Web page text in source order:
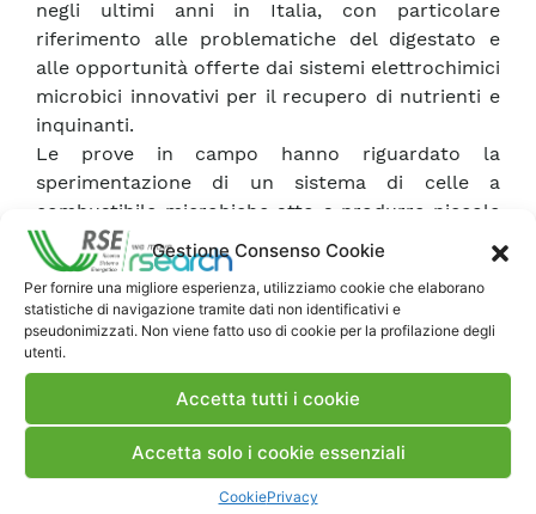
Gestione Consenso Cookie
Per fornire una migliore esperienza, utilizziamo cookie che elaborano
statistiche di navigazione tramite dati non identificativi e
pseudonimizzati. Non viene fatto uso di cookie per la profilazione degli
utenti.
Accetta tutti i cookie
Accetta solo i cookie essenziali
CookiePrivacy
negli ultimi anni in Italia, con particolare
riferimento alle problematiche del digestato e
alle opportunità offerte dai sistemi elettrochimici
microbici innovativi per il recupero di nutrienti e
inquinanti.
Le prove in campo hanno riguardato la
sperimentazione di un sistema di celle a
combustibile microbiche atto a produrre piccole
potenze di energia elettrica per alimentare
sensori e strumentazione di monitoraggio di
parametri dell’acqua e per la trasmissione
remota di segnali. A tal fine sono stati prodotti e
sperimentati prototipi di celle galleggianti, di
acque superficiali ricche di ossigeno e anossiche.
Le prove di laboratorio sono proseguite nella
dei batteri elettroattivi e dei materiali essenziali